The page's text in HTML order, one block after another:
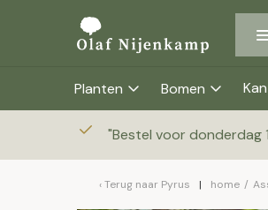
Planten Bomen
"Bestel voor donderdag
Terug naar Pyrus home /